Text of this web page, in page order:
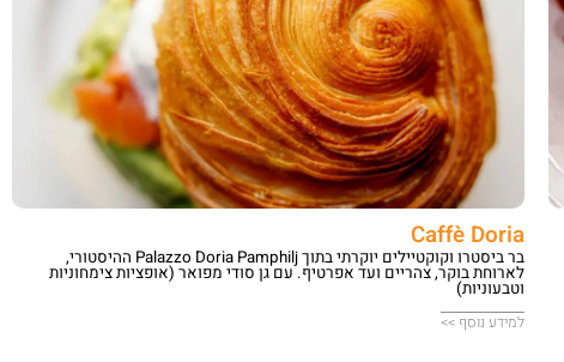
Caffè Doria
בר ביסטרו וקוקטיילים יוקרתי בתוך Palazzo Doria Pamphilj ההיסטורי,
לארוחת בוקר, צהריים ועד אפרטיף. עם גן סודי מפואר (אופציות צימחוניות
וטבעוניות)
למידע נוסף >>